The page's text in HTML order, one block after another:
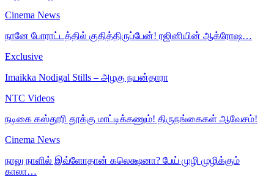
Cinema News
நானே போராட்டத்தில் குதித்திருப்பேன்! ரஜினியின் ஆக்ரோஷ…
Exclusive
Imaikka Nodigal Stills – அழகு நயன்தாரா
NTC Videos
நடிகை கஸ்தூரி தூக்கு மாட்டிக்கணும்! திருநங்கைகள் ஆவேசம்!
Cinema News
நாலு நாளில் இவ்ளோதான் கலெக்ஷனா? பேய் முழி முழிக்கும்
காலா…